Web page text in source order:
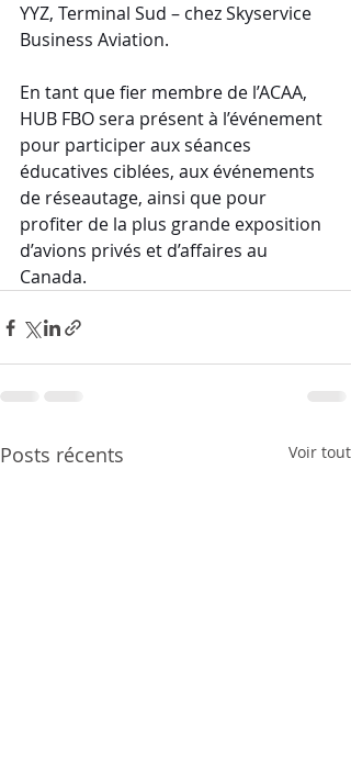
YYZ, Terminal Sud – chez Skyservice
Business Aviation.
En tant que fier membre de l’ACAA,
HUB FBO sera présent à l’événement
pour participer aux séances
éducatives ciblées, aux événements
de réseautage, ainsi que pour
profiter de la plus grande exposition
d’avions privés et d’affaires au
Canada.
Posts récents Voir tout